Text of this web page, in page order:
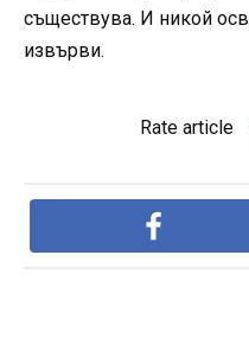
съществува. И никой
извърви.
Rate article